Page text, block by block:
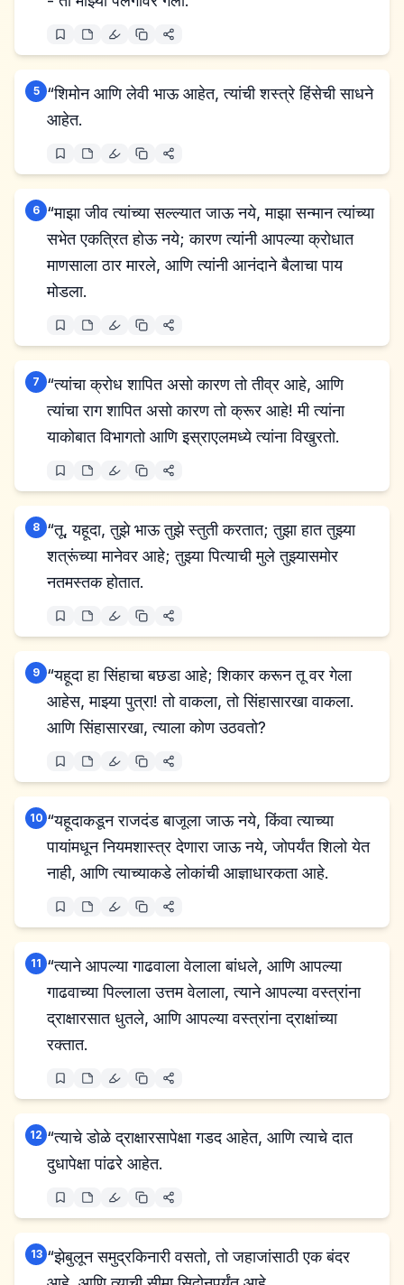
5
“शिमोन आणि लेवी भाऊ आहेत, त्यांची शस्त्रे हिंसेची साधने
आहेत.
6 “माझा जीव त्यांच्या सल्ल्यात जाऊ नये, माझा सन्मान त्यांच्या
सभेत एकत्रित होऊ नये; कारण त्यांनी आपल्या क्रोधात
माणसाला ठार मारले, आणि त्यांनी आनंदाने बैलाचा पाय
मोडला.
7
“त्यांचा क्रोध शापित असो कारण तो तीव्र आहे, आणि
त्यांचा राग शापित असो कारण तो क्रूर आहे! मी त्यांना
याकोबात विभागतो आणि इस्राएलमध्ये त्यांना विखुरतो.
8 “तू, यहूदा, तुझे भाऊ तुझे स्तुती करतात; तुझा हात तुझ्या
शत्रूंच्या मानेवर आहे; तुझ्या पित्याची मुले तुझ्यासमोर
नतमस्तक होतात.
9 “यहूदा हा सिंहाचा बछडा आहे; शिकार करून तू वर गेला
आहेस, माझ्या पुत्रा! तो वाकला, तो सिंहासारखा वाकला.
आणि सिंहासारखा, त्याला कोण उठवतो?
10 “यहूदाकडून राजदंड बाजूला जाऊ नये, किंवा त्याच्या
पायांमधून नियमशास्त्र देणारा जाऊ नये, जोपर्यंत शिलो येत
नाही, आणि त्याच्याकडे लोकांची आज्ञाधारकता आहे.
11 “त्याने आपल्या गाढवाला वेलाला बांधले, आणि आपल्या
गाढवाच्या पिल्लाला उत्तम वेलाला, त्याने आपल्या वस्त्रांना
द्राक्षारसात धुतले, आणि आपल्या वस्त्रांना द्राक्षांच्या
रक्तात.
12 “त्याचे डोळे द्राक्षारसापेक्षा गडद आहेत, आणि त्याचे दात
दुधापेक्षा पांढरे आहेत.
13 “झेबुलून समुद्रकिनारी वसतो, तो जहाजांसाठी एक बंदर